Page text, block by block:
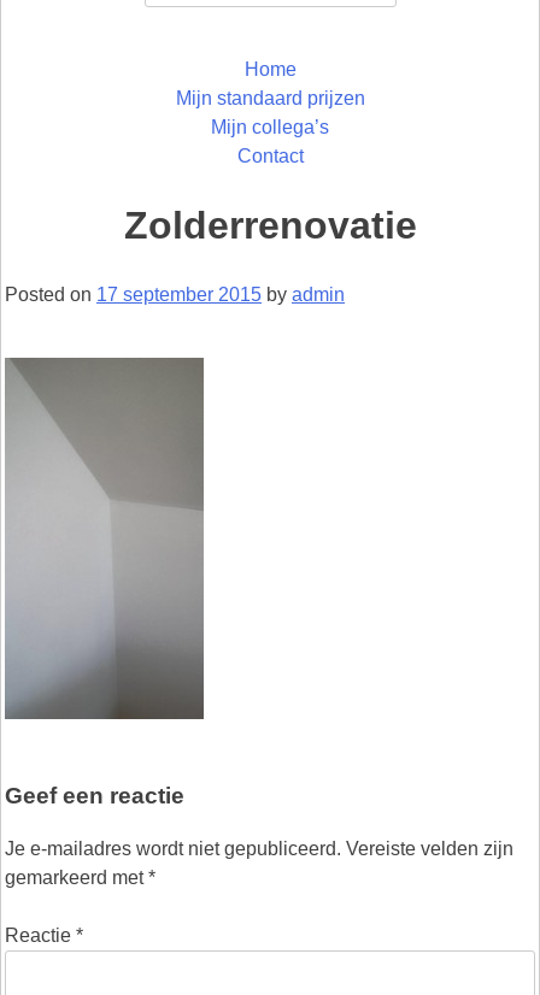
Home
Mijn standaard prijzen
Mijn collega’s
Contact
Zolderrenovatie
Posted on 17 september 2015 by admin
Geef een reactie
Je e-mailadres wordt niet gepubliceerd. Vereiste velden zijn
gemarkeerd met*
Reactie *